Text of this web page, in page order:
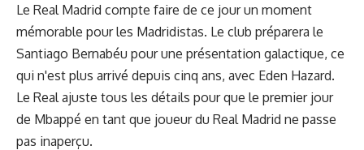
Le Real Madrid compte faire de ce jour un moment
mémorable pour les Madridistas. Le club préparera le
Santiago Bernabéu pour une présentation galactique, ce
qui n'est plus arrivé depuis cinq ans, avec Eden Hazard.
Le Real ajuste tous les détails pour que le premier jour
de Mbappé en tant que joueur du Real Madrid ne passe
pas inaperçu.